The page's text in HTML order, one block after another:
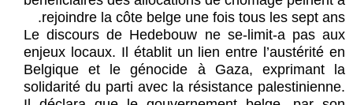
rejoindre la côte belge une fois tous les sept ans.
Le discours de Hedebouw ne se-limit-a pas aux
enjeux locaux. Il établit un lien entre l’austérité en
Belgique et le génocide à Gaza, exprimant la
solidarité du parti avec la résistance palestinienne.